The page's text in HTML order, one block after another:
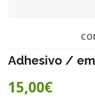
Adhesivo /
15,00€